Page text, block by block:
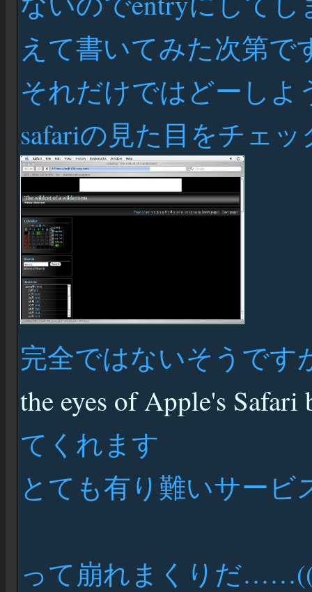
えて書いてみた次第で
それだけではどーし
safariの見た目をチェ
完全ではないそうです
the eyes of Apple's Safari
てくれます
とても有り難いサービ
って崩れまくりだ